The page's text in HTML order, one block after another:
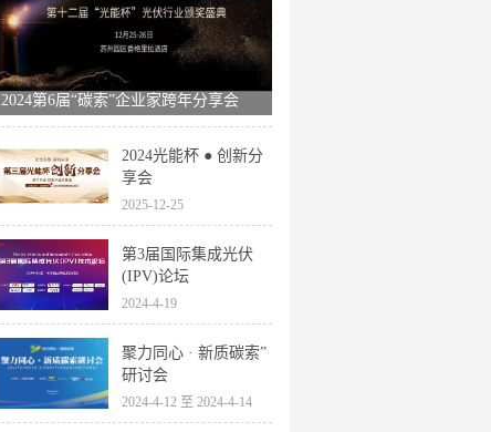
2024第6届“碳索”企业家跨年分享会
2024光能杯 ● 创新分
享会
2025-12-25
第3届国际集成光伏
(IPV)论坛
2024-4-19
聚力同心 · 新质碳索”
研讨会
2024-4-12 至 2024-4-14